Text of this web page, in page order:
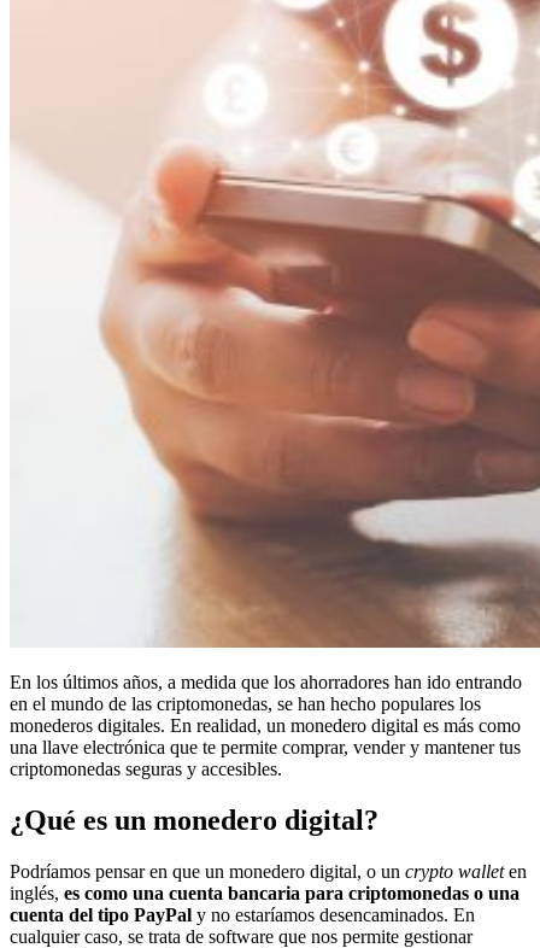
En los últimos años, a medida que los ahorradores han ido entrando
en el mundo de las criptomonedas, se han hecho populares los
monederos digitales. En realidad, un monedero digital es más como
una llave electrónica que te permite comprar, vender y mantener tus
criptomonedas seguras y accesibles.
¿Qué es un monedero digital?
Podríamos pensar en que un monedero digital, o un crypto walleten
inglés, es como una cuenta bancaria para criptomonedas o una
cuenta del tipo PayPal y no estaríamos desencaminados. En
cualquier caso, se trata de software que nos permite gestionar